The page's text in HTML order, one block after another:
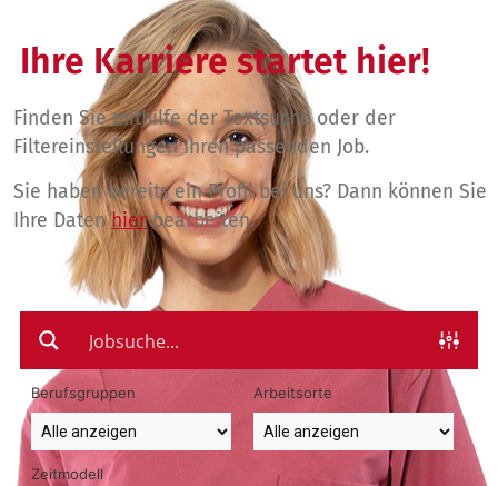
Ihre Karriere startet hier!
Finden Sie mithilfe der Textsuche oder der
Filtereinstellungen Ihren passenden Job.
Sie haben bereits ein Profil bei uns? Dann können Sie
Ihre Datenhierbearbeiten.
Berufsgruppen Arbeitsorte
Zeitmodell